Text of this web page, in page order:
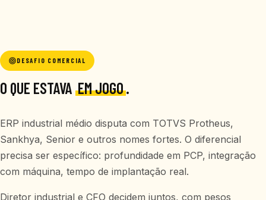
DESAFIO COMERCIAL
O QUE ESTAVA EM JOGO.
ERP industrial médio disputa com TOTVS Protheus,
Sankhya, Senior e outros nomes fortes. O diferencial
precisa ser específico: profundidade em PCP, integração
com máquina, tempo de implantação real.
Diretor industrial e CFO decidem juntos, com pesos